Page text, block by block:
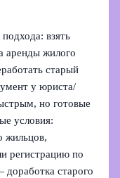
взять
аренды жилого
старый
у юриста/
но готовые
условия:
жильцов,
регистрацию по
старого